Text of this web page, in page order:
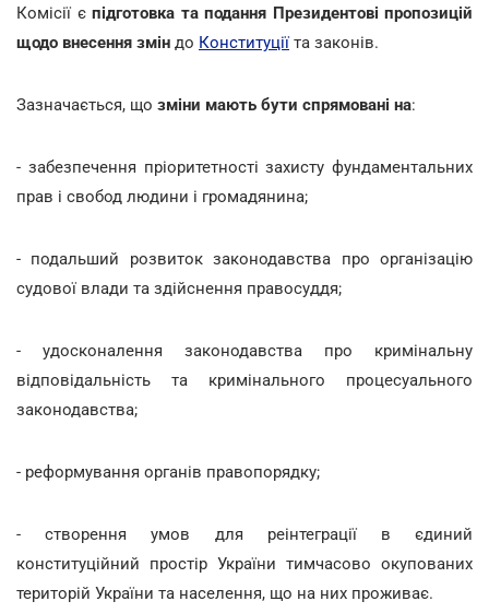
Комісії є підготовка та подання Президентові пропозицій
щодо внесення змін до Конституції та законів.
Зазначається, що зміни мають бути спрямовані на:
- забезпечення пріоритетності захисту фундаментальних
прав і свобод людини і громадянина;
- подальший розвиток законодавства про організацію
судової влади та здійснення правосуддя;
- удосконалення законодавства про кримінальну
відповідальність та кримінального процесуального
законодавства;
- реформування органів правопорядку;
- створення умов для реінтеграції в єдиний
конституційний простір України тимчасово окупованих
територій України та населення, що на них проживає.